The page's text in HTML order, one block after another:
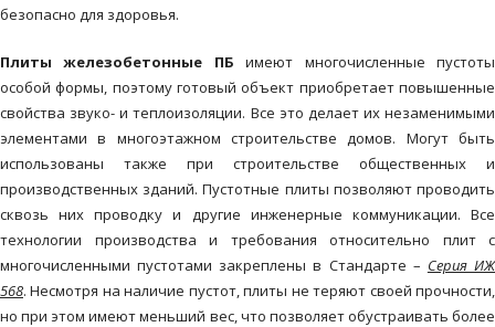
безопасно для здоровья.
Плиты железобетонные ПБ имеют многочисленные пустоты
особой формы, поэтому готовый объект приобретает повышенные
свойства звуко- и теплоизоляции. Все это делает их незаменимыми
элементами в многоэтажном строительстве домов. Могут быть
использованы также при строительстве общественных и
производственных зданий. Пустотные плиты позволяют проводить
сквозь них проводку и другие инженерные коммуникации. Все
технологии производства и требования относительно плит с
многочисленными пустотами закреплены в Стандарте – Серия ИЖ
568. Несмотря на наличие пустот, плиты не теряют своей прочности,
но при этом имеют меньший вес, что позволяет обустраивать более